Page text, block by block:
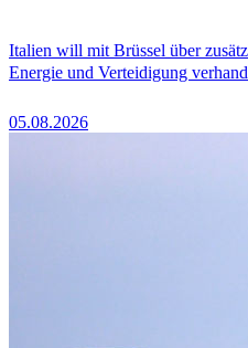
Italien will mit Brüssel über
Energie und Verteidigung
05.08.2026